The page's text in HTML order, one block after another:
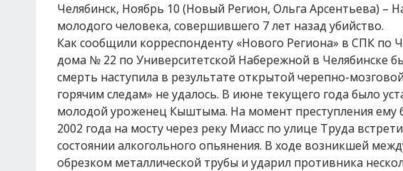
Челябинск, Ноябрь 10 (Новый Регион, Ольга Арсентьева)
молодого человека, совершившего 7 лет назад убийство.
Как сообщили корреспонденту «Нового Региона» в СПК по
дома № 22 по Университетской Набережной в Челябинске
смерть наступила в результате открытой черепно-
горячим следам» не удалось. В июне текущего года было
молодой уроженец Кыштыма. На момент преступления ему
2002 года на мосту через реку Миасс по улице Труда
состоянии алкогольного опьянения. В ходе возникшей
обрезком металлической трубы и ударил противника